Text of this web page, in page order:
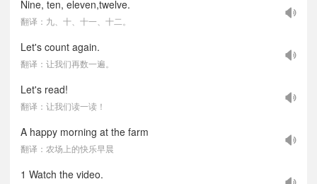
Nine, ten, eleven,twelve.
翻译：九、十、十一、十二。
Let's count again.
翻译：让我们再数一遍。
Let's read!
翻译：让我们读一读！
A happy morning at the farm
翻译：农场上的快乐早晨
1 Watch the video.